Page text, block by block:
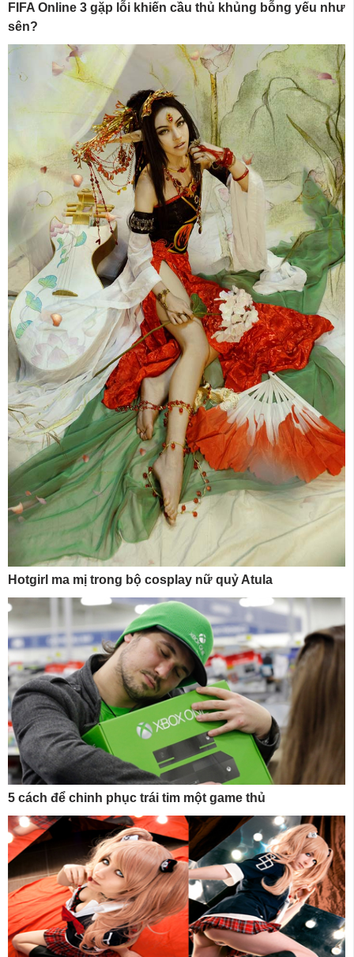
FIFA Online 3 gặp lỗi khiến cầu thủ khủng bỗng yếu như
sên?
Hotgirl ma mị trong bộ cosplay nữ quỷ Atula
5 cách để chinh phục trái tim một game thủ